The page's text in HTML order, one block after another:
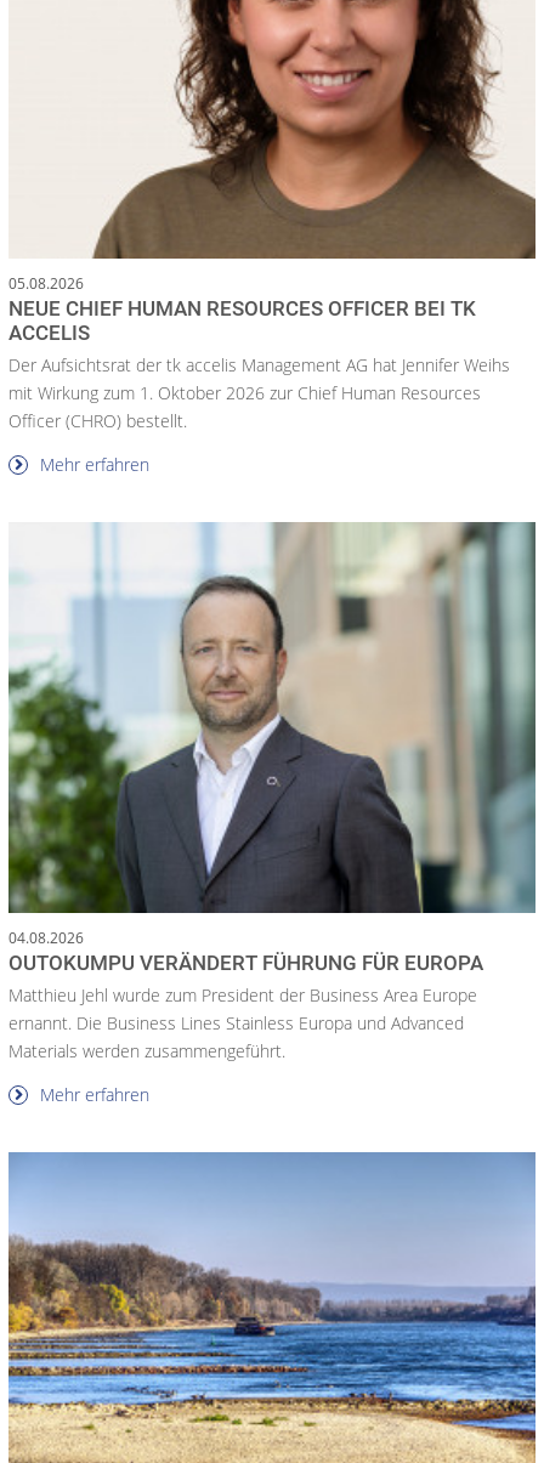
05.08.2026
NEUE CHIEF HUMAN RESOURCES OFFICER BEI TK
ACCELIS
Der Aufsichtsrat der tk accelis Management AG hat Jennifer Weihs
mit Wirkung zum 1. Oktober 2026 zur Chief Human Resources
Officer (CHRO) bestellt.
Mehr erfahren
04.08.2026
OUTOKUMPU VERÄNDERT FÜHRUNG FÜR EUROPA
Matthieu Jehl wurde zum President der Business Area Europe
ernannt. Die Business Lines Stainless Europa und Advanced
Materials werden zusammengeführt.
Mehr erfahren